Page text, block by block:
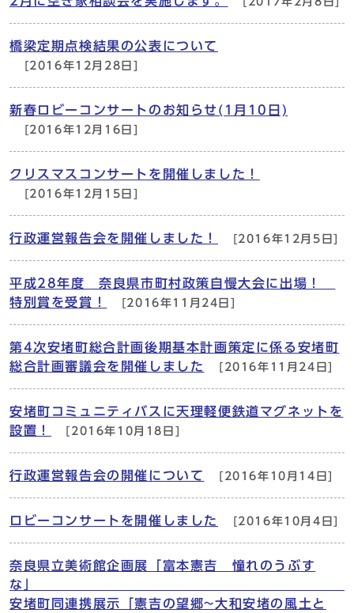
橋梁定期点検結果の公表について
[2016年12月28日]
新春ロビーコンサートのお知らせ(1月10日)
[2016年12月16日]
クリスマスコンサートを開催しました！
[2016年12月15日]
行政運営報告会を開催しました！ [2016年12月5日]
平成28年度 奈良県市町村政策自慢大会に出場！
特別賞を受賞！
[2016年11月24日]
第4次安堵町総合計画後期基本計画策定に係る安堵町
総合計画審議会を開催しました
[2016年11月24日]
安堵町コミュニティバスに天理軽便鉄道マグネットを
設置！
[2016年10月18日]
行政運営報告会の開催について [2016年10月14日]
ロビーコンサートを開催しました [2016年10月4日]
奈良県立美術館企画展「富本憲吉 憧れのうぶす
な
安堵町同連携展示「憲吉の望郷~大和安堵の風土と